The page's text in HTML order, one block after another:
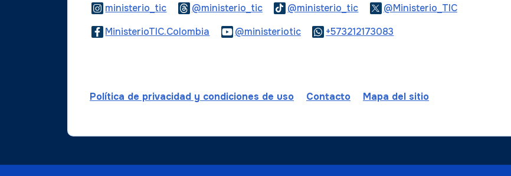
ministerio_ticLogo Instagram
@ministerio_ticLogo Threads
@ministerio_ticLogo Tiktok@Ministerio_TICLogo Twitter
MinisterioTIC.Colombia Logo Facebook
@ministerioticLogo Youtube
+573212173083
Política de privacidad y condiciones de uso Contacto Mapa del sitio